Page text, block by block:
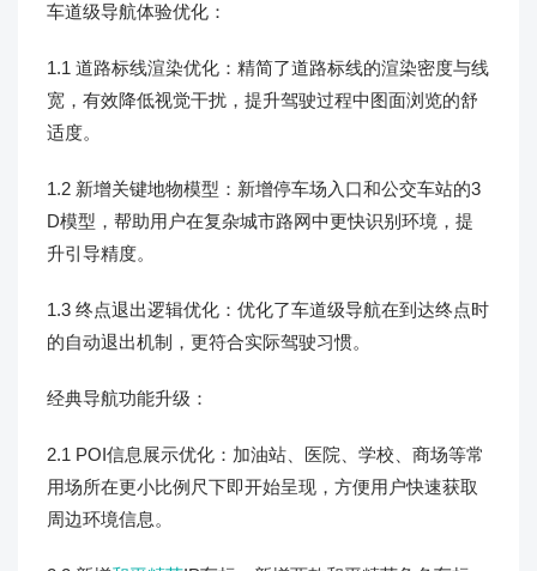
车道级导航体验优化：
1.1 道路标线渲染优化：精简了道路标线的渲染密度与线
宽，有效降低视觉干扰，提升驾驶过程中图面浏览的舒
适度。
1.2 新增关键地物模型：新增停车场入口和公交车站的3
D模型，帮助用户在复杂城市路网中更快识别环境，提
升引导精度。
1.3 终点退出逻辑优化：优化了车道级导航在到达终点时
的自动退出机制，更符合实际驾驶习惯。
经典导航功能升级：
2.1 POI信息展示优化：加油站、医院、学校、商场等常
用场所在更小比例尺下即开始呈现，方便用户快速获取
周边环境信息。